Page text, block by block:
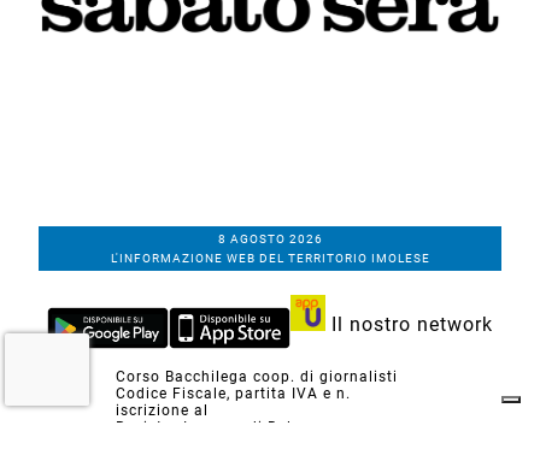
8 AGOSTO 2026
L'INFORMAZIONE WEB DEL TERRITORIO IMOLESE
Il nostro network
Corso Bacchilega coop. di giornalisti
Codice Fiscale, partita IVA e n.
iscrizione al
Registro Imprese di Bologna